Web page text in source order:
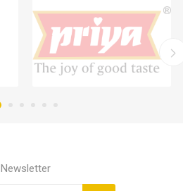
Newsletter